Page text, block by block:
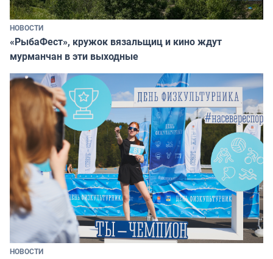
НОВОСТИ
«РыбаФест», кружок вязальщиц и кино ждут
мурманчан в эти выходные
НОВОСТИ